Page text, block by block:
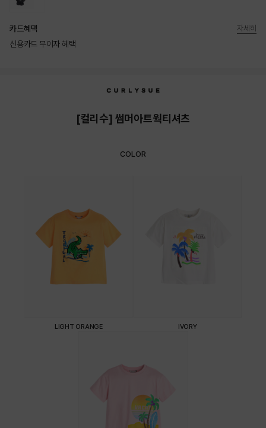
카드혜택
신용카드 무이자 혜택
자세히
[컬리수] 썸머아트웍티셔츠
COLOR
LIGHT ORANGE IVORY